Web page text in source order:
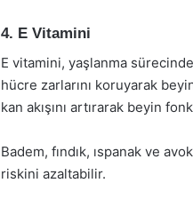
4. E Vitamini
E vitamini, yaşlanma
hücre zarlarını koruyarak
kan akışını artırarak beyin
Badem, fındık, ıspanak ve
riskini azaltabilir.